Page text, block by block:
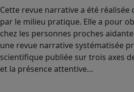
Cette revue narrative a été réalisée
par le milieu pratique. Elle a pour
chez les personnes proches
une revue narrative systématisée
scientifique publiée sur trois axes
et la présence attentive…